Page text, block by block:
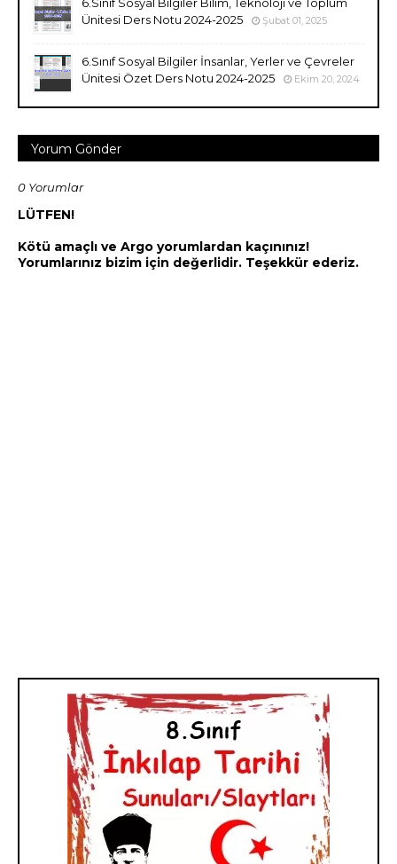
6.Sınıf Sosyal Bilgiler Bilim, Teknoloji ve Toplum
Ünitesi Ders Notu 2024-2025
Şubat 01, 2025
6.Sınıf Sosyal Bilgiler İnsanlar, Yerler ve Çevreler
Ünitesi Özet Ders Notu 2024-2025
Ekim 20, 2024
Yorum Gönder
0 Yorumlar
LÜTFEN!
Kötü amaçlı ve Argo yorumlardan kaçınınız!
Yorumlarınız bizim için değerlidir. Teşekkür ederiz.